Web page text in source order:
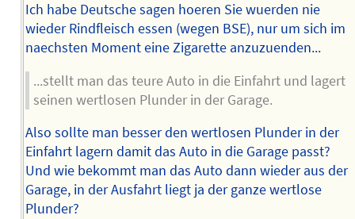
Ich habe Deutsche sagen hoeren Sie wuerden nie
wieder Rindfleisch essen (wegen BSE), nur um sich im
naechsten Moment eine Zigarette anzuzuenden...
...stellt man das teure Auto in die Einfahrt und lagert
seinen wertlosen Plunder in der Garage.
Also sollte man besser den wertlosen Plunder in der
Einfahrt lagern damit das Auto in die Garage passt?
Und wie bekommt man das Auto dann wieder aus der
Garage, in der Ausfahrt liegt ja der ganze wertlose
Plunder?